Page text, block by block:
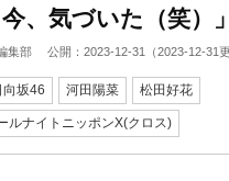
今、気づいた（笑）」
集部 公開： 2023-12-31 （2023-12-31
向坂46 河田陽菜 松田好花
ルナイトニッポンX(クロス)